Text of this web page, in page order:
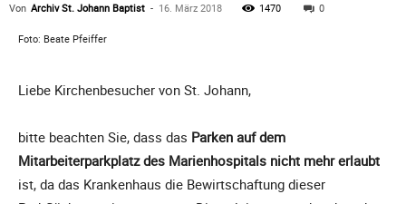
Von Archiv St. Johann Baptist - 16. März 2018 1470 0
Foto: Beate Pfeiffer
Liebe Kirchenbesucher von St. Johann,
bitte beachten Sie, dass das Parken auf dem
Mitarbeiterparkplatz des Marienhospitals nicht mehr erlaubt
ist, da das Krankenhaus die Bewirtschaftung dieser